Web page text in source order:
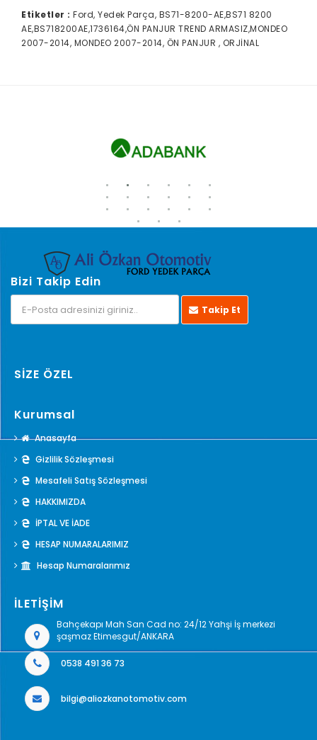
Etiketler : Ford, Yedek Parça, BS71-8200-AE,BS71 8200
AE,BS718200AE,1736164,ÖN PANJUR TREND ARMASIZ,MONDEO
2007-2014, MONDEO 2007-2014, ÖN PANJUR , ORJİNAL
Bizi Takip Edin
Takip Et
SİZE ÖZEL
Kurumsal
Anasayfa
Gizlilik Sözleşmesi
Mesafeli Satış Sözleşmesi
HAKKIMIZDA
İPTAL VE İADE
HESAP NUMARALARIMIZ
Hesap Numaralarımız
İLETİŞİM
Bahçekapı Mah San Cad no: 24/12 Yahşi İş merkezi
şaşmaz Etimesgut/ANKARA
0538 491 36 73
bilgi@aliozkanotomotiv.com